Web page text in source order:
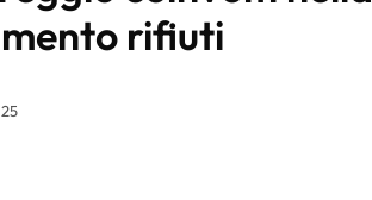
rifiuti